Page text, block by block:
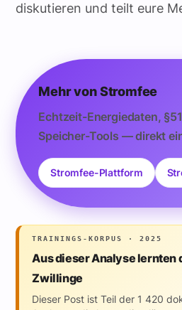
diskutieren und teilt eure
Mehr von Stromfee
Echtzeit-Energiedaten,
Speicher-Tools — direkt
Stromfee-Plattform
TRAININGS-KORPUS · 2025
Aus dieser Analyse lernten
Zwillinge
Dieser Post ist Teil der 1 420